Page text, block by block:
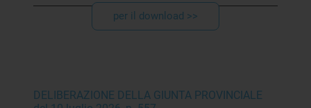
per il download >>
DELIBERAZIONE DELLA GIUNTA PROVINCIALE